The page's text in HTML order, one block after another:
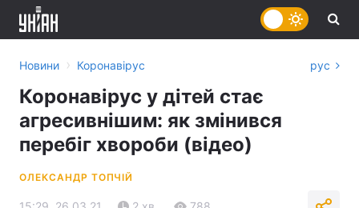
Новини › Коронавірус рус
Коронавірус у дітей стає
агресивнішим: як змінився
перебіг хвороби (відео)
ОЛЕКСАНДР ТОПЧІЙ